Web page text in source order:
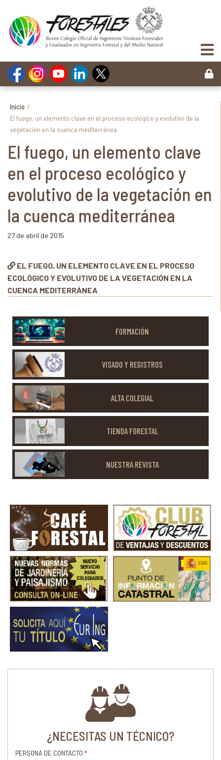
Inicio /
El fuego, un elemento clave en el proceso ecológico y evolutivo de la
vegetación en la cuenca mediterránea
El fuego, un elemento clave
en el proceso ecológico y
evolutivo de la vegetación en
la cuenca mediterránea
27 de abril de 2015
EL FUEGO, UN ELEMENTO CLAVE EN EL PROCESO
ECOLÓGICO Y EVOLUTIVO DE LA VEGETACIÓN EN LA
CUENCA MEDITERRÁNEA
FORMACIÓN
VISADO Y REGISTROS
ALTA COLEGIAL
TIENDA FORESTAL
NUESTRA REVISTA
¿NECESITAS UN TÉCNICO?
PERSONA DE CONTACTO *